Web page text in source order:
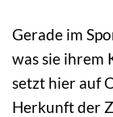
Gerade im
was sie ihrem
setzt hier auf
Herkunft der